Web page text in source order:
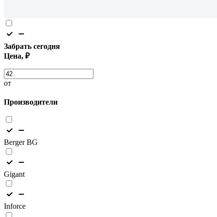
Забрать сегодня
Цена, ₽
от
Производители
Berger BG
Gigant
Inforce